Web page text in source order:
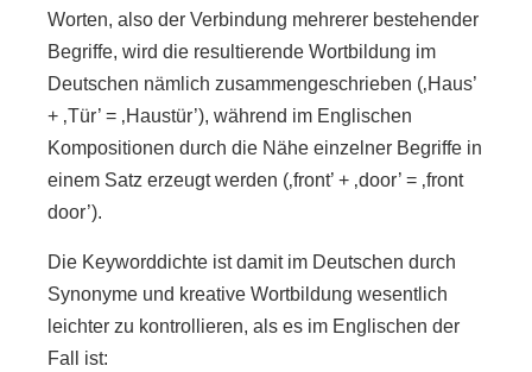
Worten, also der Verbindung mehrerer bestehender
Begriffe, wird die resultierende Wortbildung im
Deutschen nämlich zusammengeschrieben (‚Haus’
+ ‚Tür’ = ‚Haustür’), während im Englischen
Kompositionen durch die Nähe einzelner Begriffe in
einem Satz erzeugt werden (‚front’ + ‚door’ = ‚front
door’).
Die Keyworddichte ist damit im Deutschen durch
Synonyme und kreative Wortbildung wesentlich
leichter zu kontrollieren, als es im Englischen der
Fall ist: